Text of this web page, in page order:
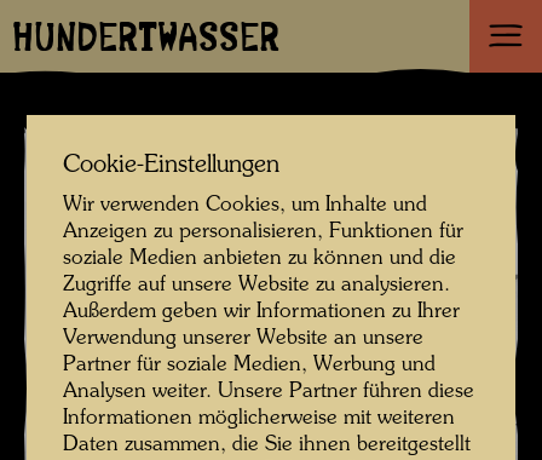
HUNDERTWASSER
Cookie-Einstellungen
Wir verwenden Cookies, um Inhalte und
Anzeigen zu personalisieren, Funktionen für
soziale Medien anbieten zu können und die
Zugriffe auf unsere Website zu analysieren.
Außerdem geben wir Informationen zu Ihrer
Verwendung unserer Website an unsere
Partner für soziale Medien, Werbung und
Analysen weiter. Unsere Partner führen diese
Informationen möglicherweise mit weiteren
Daten zusammen, die Sie ihnen bereitgestellt